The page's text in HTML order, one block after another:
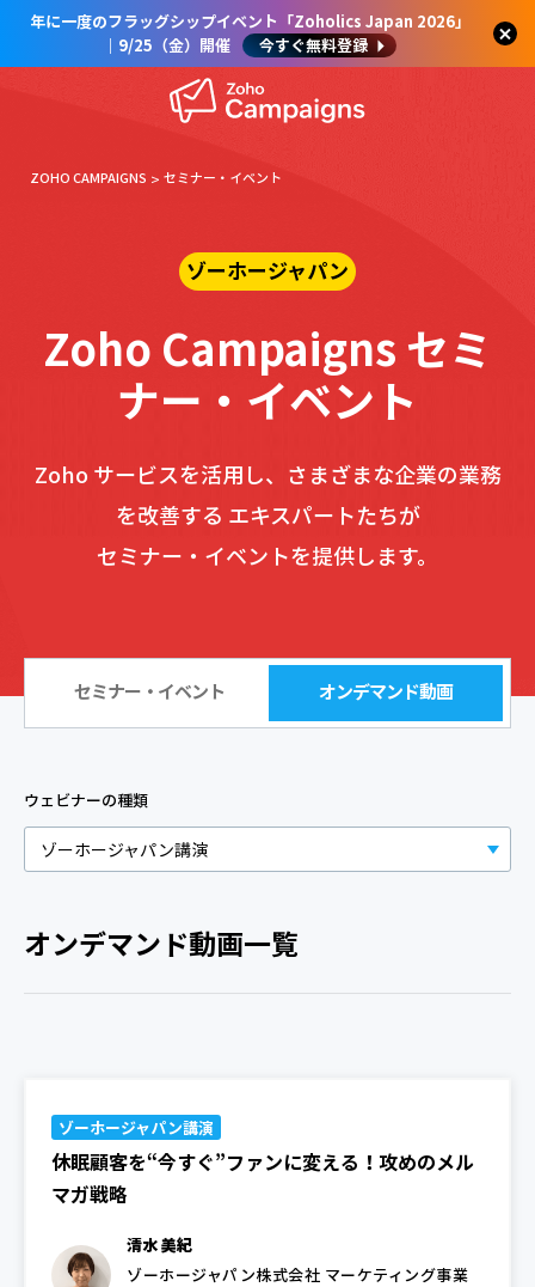
年に一度のフラッグシップイベント「Zoholics Japan 2026」
｜9/25（金）開催
今すぐ無料登録
ZOHO CAMPAIGNS セミナー・イベント
ゾーホージャパン
Zoho Campaigns セミ
ナー・イベント
Zoho サービスを活用し、さまざまな企業の業務
を改善する エキスパートたちが
セミナー・イベントを提供します。
セミナー・イベント オンデマンド動画
ウェビナーの種類
ゾーホージャパン講演
オンデマンド動画一覧
ゾーホージャパン講演
休眠顧客を“今すぐ”ファンに変える！攻めのメル
マガ戦略
清水 美紀
ゾーホージャパン株式会社 マーケティング事業